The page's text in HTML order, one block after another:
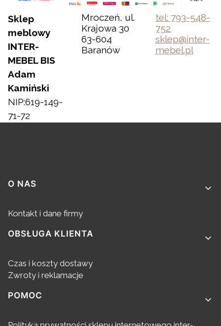
Sklep
meblowy
INTER-
MEBEL BIS
Adam
Kamiński
NIP:619-149-
71-72
Mroczeń, ul.
Krajowa 30
63-604
Baranów
tel: 793-548-
752
sklep@inter-
mebel.pl
Linki w stopce
O NAS
Kontakt i dane firmy
OBSŁUGA KLIENTA
Czas i koszty dostawy
Zwroty i reklamacje
POMOC